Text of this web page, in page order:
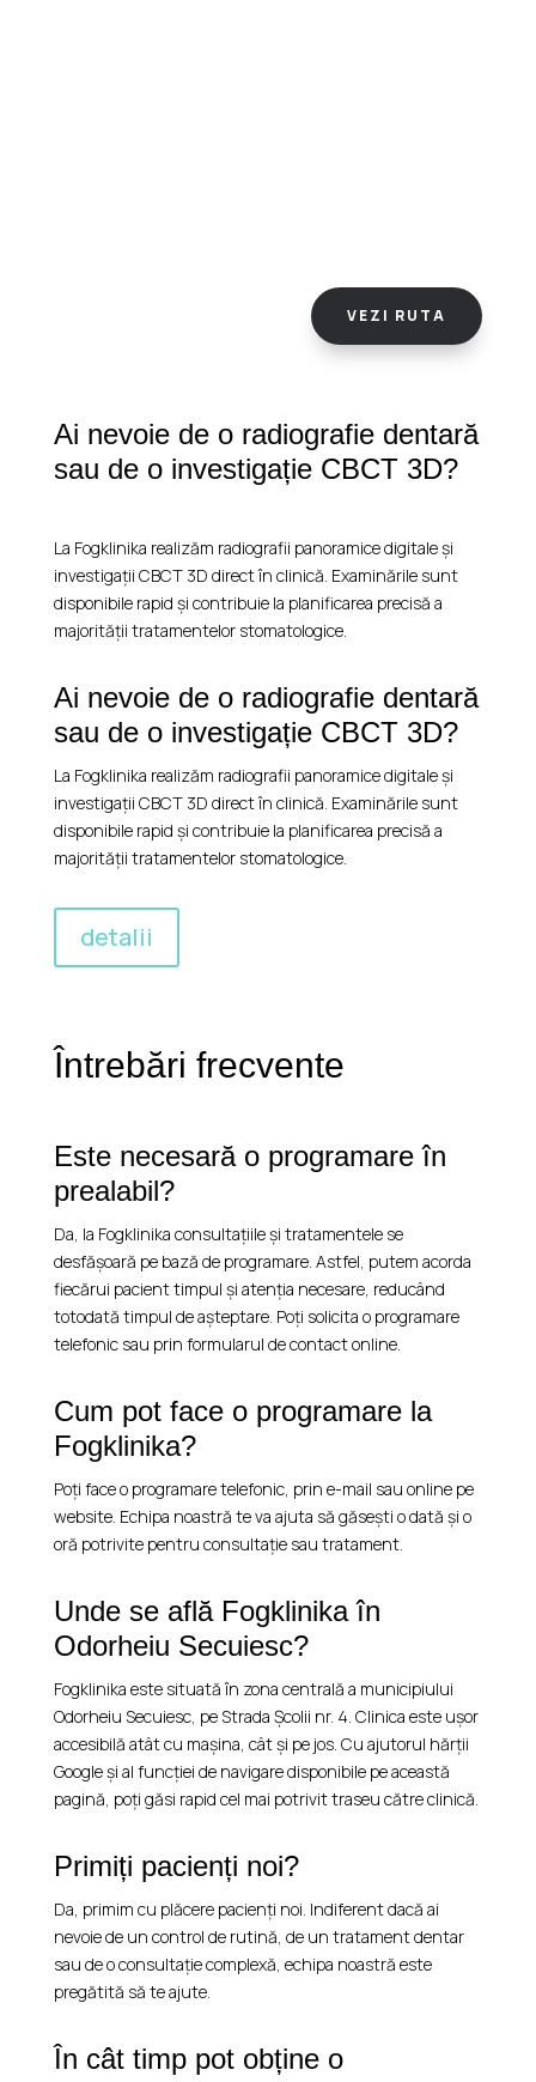
VEZI RUTA
Ai nevoie de o radiografie dentară
sau de o investigație CBCT 3D?
La Fogklinika realizăm radiografii panoramice digitale și
investigații CBCT 3D direct în clinică. Examinările sunt
disponibile rapid și contribuie la planificarea precisă a
majorității tratamentelor stomatologice.
Ai nevoie de o radiografie dentară
sau de o investigație CBCT 3D?
La Fogklinika realizăm radiografii panoramice digitale și
investigații CBCT 3D direct în clinică. Examinările sunt
disponibile rapid și contribuie la planificarea precisă a
majorității tratamentelor stomatologice.
detalii
Întrebări frecvente
Este necesară o programare în
prealabil?
Da, la Fogklinika consultațiile și tratamentele se
desfășoară pe bază de programare. Astfel, putem acorda
fiecărui pacient timpul și atenția necesare, reducând
totodată timpul de așteptare. Poți solicita o programare
telefonic sau prin formularul de contact online.
Cum pot face o programare la
Fogklinika?
Poți face o programare telefonic, prin e-mail sau online pe
website. Echipa noastră te va ajuta să găsești o dată și o
oră potrivite pentru consultație sau tratament.
Unde se află Fogklinika în
Odorheiu Secuiesc?
Fogklinika este situată în zona centrală a municipiului
Odorheiu Secuiesc, pe Strada Școlii nr. 4. Clinica este ușor
accesibilă atât cu mașina, cât și pe jos. Cu ajutorul hărții
Google și al funcției de navigare disponibile pe această
pagină, poți găsi rapid cel mai potrivit traseu către clinică.
Primiți pacienți noi?
Da, primim cu plăcere pacienți noi. Indiferent dacă ai
nevoie de un control de rutină, de un tratament dentar
sau de o consultație complexă, echipa noastră este
pregătită să te ajute.
În cât timp pot obține o